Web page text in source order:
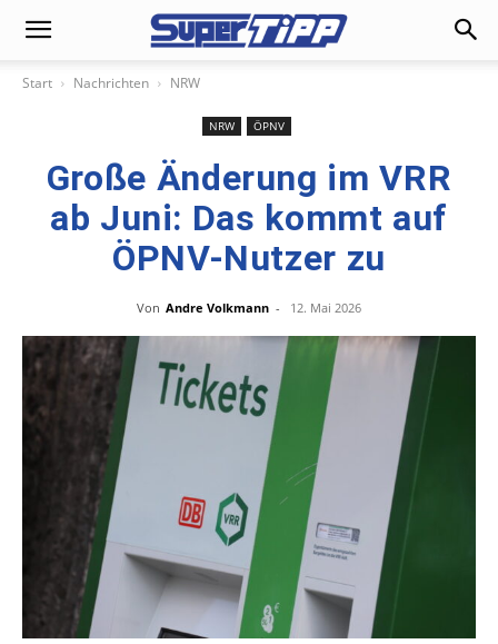
Start Nachrichten NRW
NRW ÖPNV
Große Änderung im VRR
ab Juni: Das kommt auf
ÖPNV-Nutzer zu
Von Andre Volkmann - 12. Mai 2026